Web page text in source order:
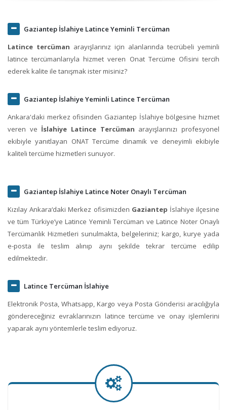
Gaziantep İslahiye Latince Yeminli Tercüman
Latince tercüman arayışlarınız için alanlarında tecrübeli yeminli
latince tercümanlarıyla hizmet veren Onat Tercüme Ofisini tercih
ederek kalite ile tanışmak ister misiniz?
Gaziantep İslahiye Yeminli Latince Tercüman
Ankara'daki merkez ofisinden Gaziantep İslahiye bölgesine hizmet
veren ve İslahiye Latince Tercüman arayışlarınızı profesyonel
ekibiyle yanıtlayan ONAT Tercüme dinamik ve deneyimli ekibiyle
kaliteli tercüme hizmetleri sunuyor.
Gaziantep İslahiye Latince Noter Onaylı Tercüman
Kızılay Ankara‘daki Merkez ofisimizden Gaziantep İslahiye ilçesine
ve tüm Türkiye’ye Latince Yeminli Tercüman ve Latince Noter Onaylı
Tercümanlık Hizmetleri sunulmakta, belgeleriniz; kargo, kurye yada
e-posta ile teslim alınıp aynı şekilde tekrar tercüme edilip
edilmektedir.
Latince Tercüman İslahiye
Elektronik Posta, Whatsapp, Kargo veya Posta Gönderisi aracılığıyla
göndereceğiniz evraklarınızın latince tercüme ve onay işlemlerini
yaparak aynı yöntemlerle teslim ediyoruz.